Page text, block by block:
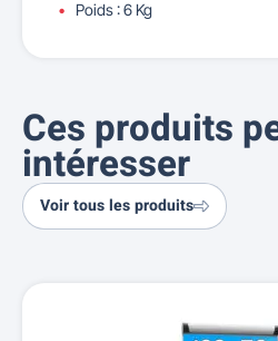
Poids : 6 Kg
Ces produits
intéresser
Voir tous les produits